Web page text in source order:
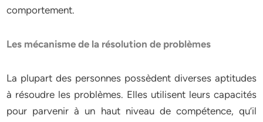
comportement.
Les mécanisme de la résolution de problèmes
La plupart des personnes possèdent diverses aptitudes
à résoudre les problèmes. Elles utilisent leurs capacités
pour parvenir à un haut niveau de compétence, qu’il